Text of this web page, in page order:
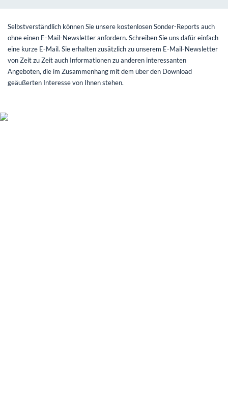
Selbstverständlich können Sie unsere kostenlosen Sonder-Reports auch
ohne einen E-Mail-Newsletter anfordern. Schreiben Sie uns dafür einfach
eine kurze E-Mail. Sie erhalten zusätzlich zu unserem E-Mail-Newsletter
von Zeit zu Zeit auch Informationen zu anderen interessanten
Angeboten, die im Zusammenhang mit dem über den Download
geäußerten Interesse von Ihnen stehen.